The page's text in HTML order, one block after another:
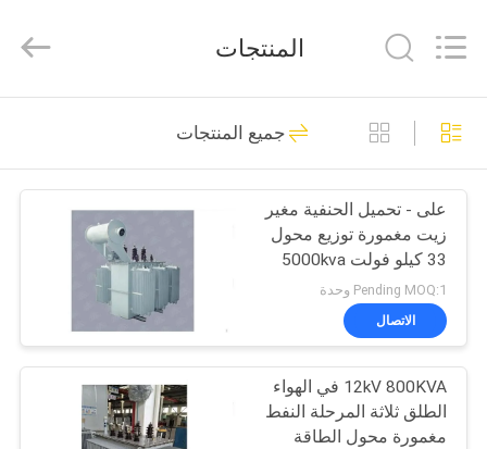
الصفحة
الرئيسية
منتجات
عرض
الواقع
الافتراضي
معلومات
(Group)
Co.,Ltd..
Reserved.
المحولات الفرعية
المدمجة
81
متحرّك محول محطّة
23
المنتجات
جميع المنتجات
على - تحميل الحنفية مغير
زيت مغمورة توزيع محول
33 كيلو فولت 5000kva
Pending MOQ:1 وحدة
الاتصال
12kV 800KVA في الهواء
الطلق ثلاثة المرحلة النفط
مغمورة محول الطاقة